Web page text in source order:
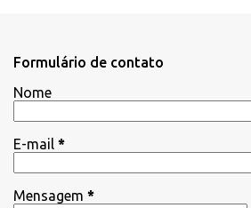
Formulário de contato
Nome
E-mail *
Mensagem *